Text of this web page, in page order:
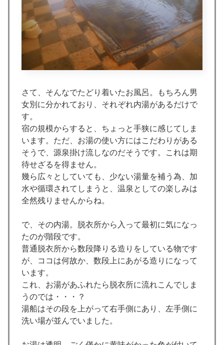
さて、そんなでたどり着いたお風呂。もちろん男
女別に分かれており、それぞれ内湯があるだけで
す。
宿の規模からすると、ちょっと手狭に感じてしま
います。ただ、お湯の使い方にはこだわりがある
そうで、源泉掛け流しなのだそうです。これは期
待せざるを得ません。
幾ら広々としていても、少ない湯量を補う為、加
水や循環されてしまうと、温泉としての楽しみは
全然残りませんからね。
で、その内湯。脱衣所から入って最初に気になっ
たのが階段です。
普通脱衣所から数段降りる造りをしている物です
が、ココは何故か、数段上にあがる造りになって
います。
これ、お湯があふれたら脱衣所に流れこんでしま
うのでは・・・？
湯船はその段を上がって右手側にあり、左手側に
洗い場が並んでいました。